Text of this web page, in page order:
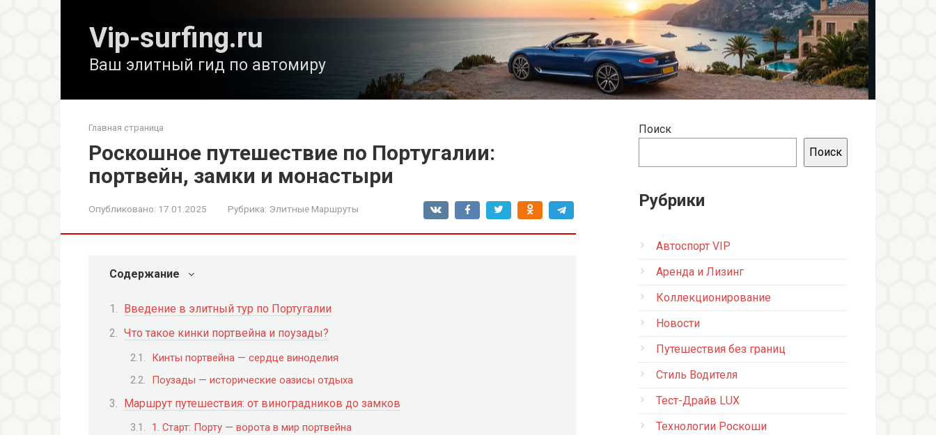
Vip-surfing.ru
Ваш элитный гид по автомиру
Главная страница
Роскошное путешествие по Португалии:
портвейн, замки и монастыри
Опубликовано: 17.01.2025 Рубрика: Элитные Маршруты
Содержание
Введение в элитный тур по Португалии
Что такое кинки портвейна и поузады?
Кинты портвейна — сердце виноделия
Поузады — исторические оазисы отдыха
Маршрут путешествия: от виноградников до замков
1. Старт: Порту — ворота в мир портвейна
Поиск
Поиск
Рубрики
Автоспорт VIP
Аренда и Лизинг
Коллекционирование
Новости
Путешествия без границ
Стиль Водителя
Тест-Драйв LUX
Технологии Роскоши